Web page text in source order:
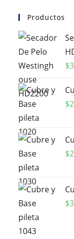
Productos
$
$
$
$